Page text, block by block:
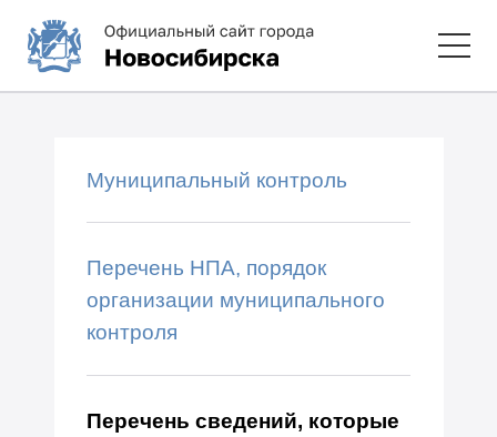
Муниципальный контроль
Перечень НПА, порядок
организации муниципального
контроля
Перечень сведений, которые